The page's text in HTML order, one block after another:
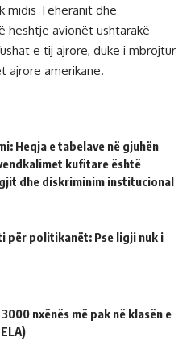
midis Teheranit dhe
heshtje avionët ushtarakë
e tij ajrore, duke i mbrojtur
ajrore amerikane.
Heqja e tabelave në gjuhën
kufitare është
dhe diskriminim institucional
për politikanët: Pse ligji nuk i
nxënës më pak në klasën e